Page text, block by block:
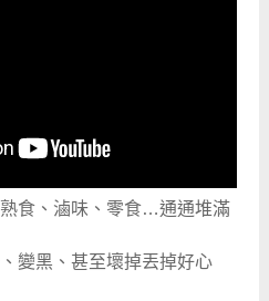
食、滷味、零食…通通堆滿
變黑、甚至壞掉丟掉好心